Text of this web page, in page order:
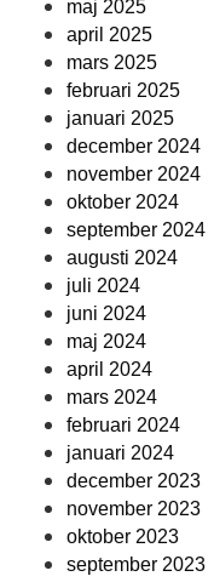
maj 2025
april 2025
mars 2025
februari 2025
januari 2025
december 2024
november 2024
oktober 2024
september 2024
augusti 2024
juli 2024
juni 2024
maj 2024
april 2024
mars 2024
februari 2024
januari 2024
december 2023
november 2023
oktober 2023
september 2023